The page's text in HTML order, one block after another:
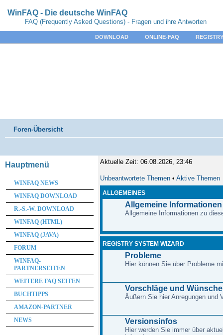
WinFAQ - Die deutsche WinFAQ
FAQ (Frequently Asked Questions) - Fragen und ihre Antworten
DOWNLOAD ONLINE-FAQ
Foren-Übersicht
Aktuelle Zeit: 06.08.2026, 23:46
Unbeantwortete Themen• Aktive Themen
ALLGEMEINES
Allgemeine Informationen
Allgemeine Informationen zu
REGISTRY SYSTEM WIZARD
Probleme
Hier können Sie über Probleme
Vorschläge und Wünsche
Äußern Sie hier Anregungen und
Versionsinfos
Hier werden Sie immer über
Hauptmenü
WINFAQ NEWS
WINFAQ DOWNLOAD
R.-S.-W. DOWNLOAD
WINFAQ (HTML)
WINFAQ (JAVA)
FORUM
WINFAQ-
PARTNERSEITEN
WEITERE FAQ SEITEN
BUCHTIPPS
AMAZON-PARTNER
NEWS